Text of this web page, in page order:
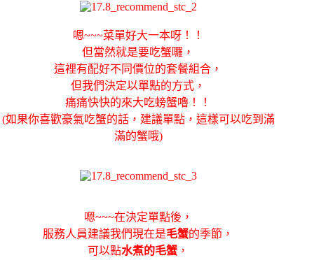
嗯~~~菜單好大一本呀！！
但當然就是要吃蟹囉，
這裡有配好不同價位的套餐組合，
但我們決定以單點的方式，
痛痛快快的來大吃螃蟹嚕！！
(如果你喜歡豪氣吃蟹的話，建議單點，這樣可以吃到滿
滿的蟹哦)
嗯~~~在決定單點後，
服務人員建議我們現在是毛蟹的季節，
可以點水煮的毛蟹 ，